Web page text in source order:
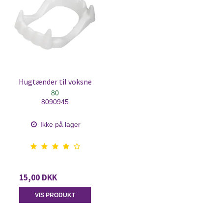
Hugtænder til voksne
80
8090945
Ikke på lager
15,00 DKK
VIS PRODUKT